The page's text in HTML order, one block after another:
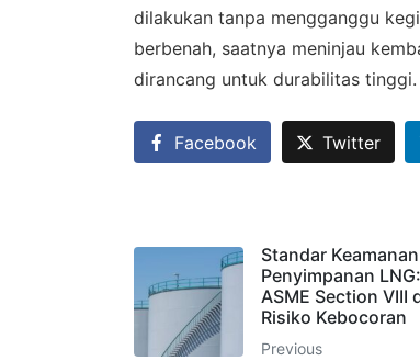
dilakukan tanpa mengganggu
berbenah, saatnya meninjau
dirancang untuk durabilitas tinggi.
Facebook Twitter
Standar
Penyimpanan
ASME Section VIII
Risiko Kebocoran
Previous